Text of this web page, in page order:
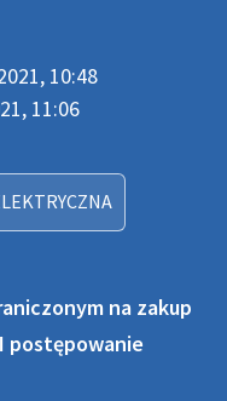
10:48
11:06
na zakup
postępowanie